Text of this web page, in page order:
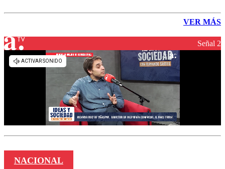
VER MÁS
Señal 2
NACIONAL